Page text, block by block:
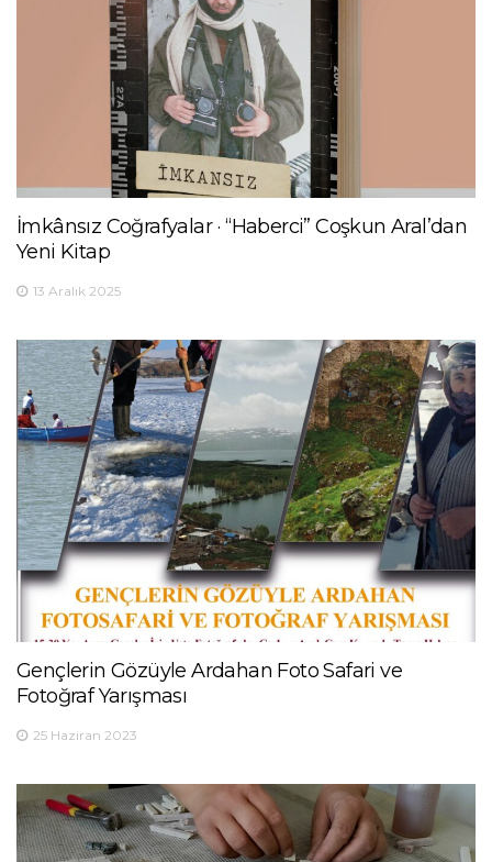
İmkânsız Coğrafyalar · “Haberci” Coşkun Aral’dan
Yeni Kitap
13 Aralık 2025
Gençlerin Gözüyle Ardahan Foto Safari ve
Fotoğraf Yarışması
25 Haziran 2023